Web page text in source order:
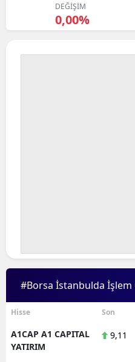
DEĞİŞİM
0,00%
#Borsa İstanbulda
Hisse Son
A1CAP A1 CAPITAL
YATIRIM
9,11